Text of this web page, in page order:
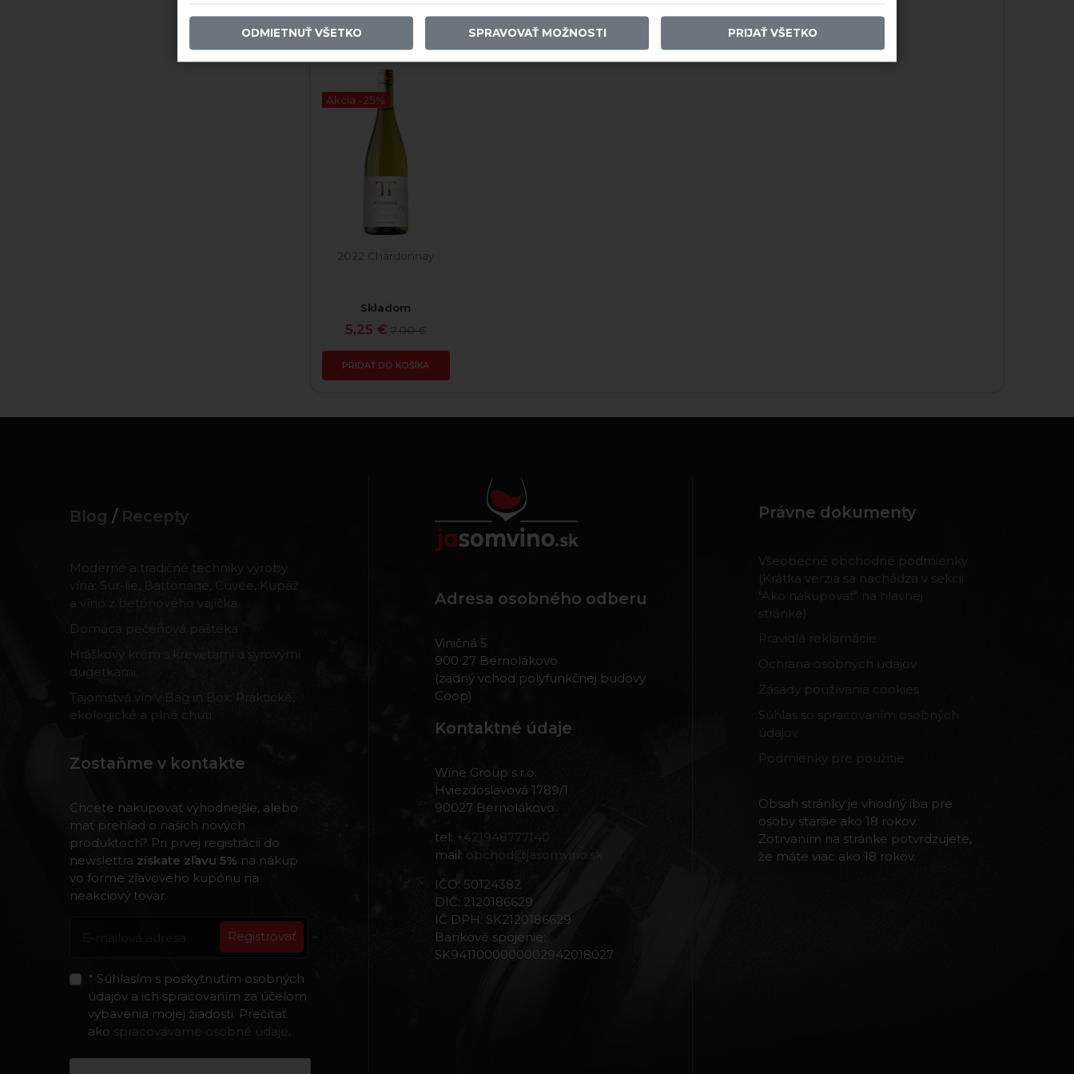
Viňa Ventisquero
Akcia -25%
2022 Chardonnay
Skladom
5,25 € 7,00 €
PRIDAŤ DO KOŠÍKA
Blog / Recepty
Moderné a tradičné techniky výroby
vína: Sur-lie, Battonage, Cuvée, Kupáž
a víno z betónového vajíčka
Domáca pečeňová paštéka
Hráškový krém s krevetami a syrovými
dugetkami
Tajomstvá vín v Bag in Box: Praktické,
ekologické a plné chuti
Zostaňme v kontakte
Chcete nakupovať výhodnejšie, alebo
mať prehľad o našich nových
produktoch? Pri prvej registrácii do
newslettra získate zľavu 5% na nákup
vo forme zľavového kupónu na
neakciový tovar.
Registrovať
* Súhlasím s poskytnutím osobných
údajov a ich spracovaním za účelom
vybavenia mojej žiadosti. Prečítať
ako spracovávame osobné údaje.
Adresa osobného odberu
Viničná 5
900 27 Bernolákovo
(zadný vchod polyfunkčnej budovy
Coop)
Kontaktné údaje
Wine Group s.r.o.
Hviezdoslavová 1789/1
90027 Bernolákovo
tel: +421948777140
mail: obchod@jasomvino.sk
IČO: 50124382
DIČ: 2120186629
IČ DPH: SK2120186629
Bankové spojenie:
SK9411000000002942018027
Právne dokumenty
Všeobecné obchodné podmienky
(Krátka verzia sa nachádza v sekcii
"Ako nakupovať" na hlavnej
stránke)
Pravidlá reklamácie
Ochrana osobných údajov
Zásady používania cookies
Súhlas so spracovaním osobných
údajov
Podmienky pre použitie
Obsah stránky je vhodný iba pre
osoby staršie ako 18 rokov.
Zotrvaním na stránke potvrdzujete,
že máte viac ako 18 rokov.
ODMIETNUŤ VŠETKO SPRAVOVAŤ MOŽNOSTI PRIJAŤ VŠETKO